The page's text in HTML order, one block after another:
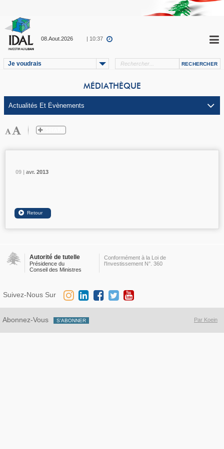
08.Aout.2026 | 10:37
Je voudrais
MÉDIATHÈQUE
09 | avr. 2013
09 | avr. 2013
09 | avr. 2013
Autorité de tutelle
Présidence du
Conseil des Ministres
Conformément à la Loi de
l'Investissement N°. 360
Par Koein
Abonnez-Vous
Suivez-Nous Sur